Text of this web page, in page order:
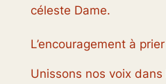
céleste Dame.
L’encouragement à prier
Unissons nos voix